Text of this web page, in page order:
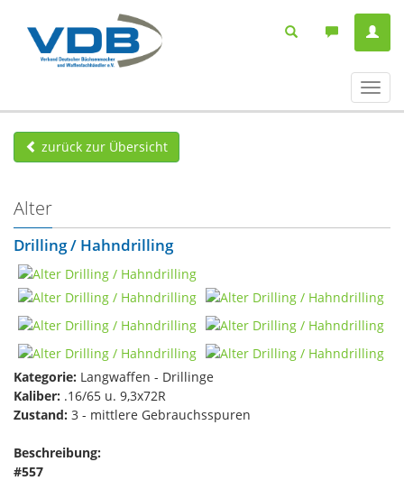
ein-/
zurück zur Übersicht
Alter
Drilling / Hahndrilling
Kategorie: Langwaffen - Drillinge
Kaliber: .16/65 u. 9,3x72R
Zustand: 3 - mittlere Gebrauchsspuren
Beschreibung:
#557